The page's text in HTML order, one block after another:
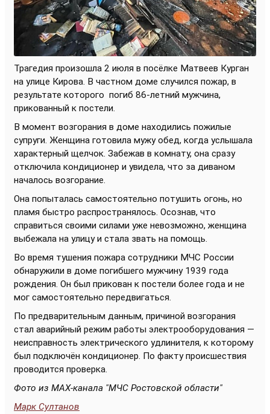
Трагедия произошла 2 июля в посёлке Матвеев Курган
на улице Кирова. В частном доме случился пожар, в
результате которого погиб 86-летний мужчина,
прикованный к постели.
В момент возгорания в доме находились пожилые
супруги. Женщина готовила мужу обед, когда услышала
характерный щелчок. Забежав в комнату, она сразу
отключила кондиционер и увидела, что за диваном
началось возгорание.
Она попыталась самостоятельно потушить огонь, но
пламя быстро распространялось. Осознав, что
справиться своими силами уже невозможно, женщина
выбежала на улицу и стала звать на помощь.
Во время тушения пожара сотрудники МЧС России
обнаружили в доме погибшего мужчину 1939 года
рождения. Он был прикован к постели более года и не
мог самостоятельно передвигаться.
По предварительным данным, причиной возгорания
стал аварийный режим работы электрооборудования —
неисправность электрического удлинителя, к которому
был подключён кондиционер. По факту происшествия
проводится проверка.
Фото из МАХ-канала "МЧС Ростовской области"
Марк Султанов